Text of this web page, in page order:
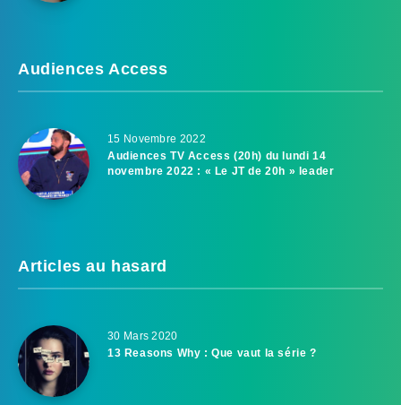
Audiences Access
15 Novembre 2022
Audiences TV Access (20h) du lundi 14
novembre 2022 : « Le JT de 20h » leader
Articles au hasard
30 Mars 2020
13 Reasons Why : Que vaut la série ?